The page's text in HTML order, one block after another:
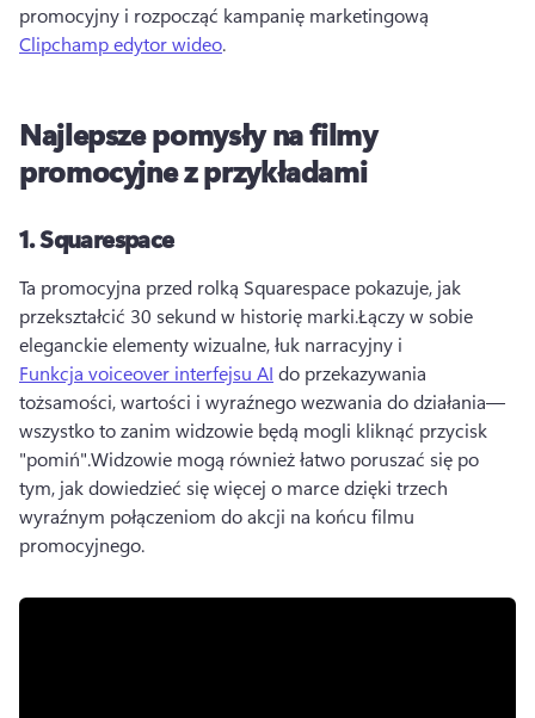
promocyjny i rozpocząć kampanię marketingową
Clipchamp edytor wideo.
Najlepsze pomysły na filmy
promocyjne z przykładami
1.Squarespace
Ta promocyjna przed rolką Squarespace pokazuje, jak
przekształcić 30 sekund w historię marki.Łączy w sobie
eleganckie elementy wizualne, łuk narracyjny i
Funkcja voiceover interfejsu AI do przekazywania
tożsamości, wartości i wyraźnego wezwania do działania—
wszystko to zanim widzowie będą mogli kliknąć przycisk
"pomiń".Widzowie mogą również łatwo poruszać się po
tym, jak dowiedzieć się więcej o marce dzięki trzech
wyraźnym połączeniom do akcji na końcu filmu
promocyjnego.